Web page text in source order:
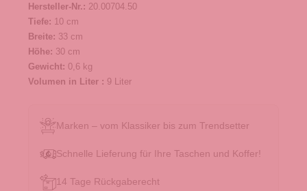
Hersteller-Nr.: 20.00704.50
Tiefe: 10 cm
Breite: 33 cm
Höhe: 30 cm
Gewicht: 0,6 kg
Volumen in Liter : 9 Liter
Marken – vom Klassiker bis zum Trendsetter
Schnelle Lieferung für Ihre Taschen und Koffer!
14 Tage Rückgaberecht